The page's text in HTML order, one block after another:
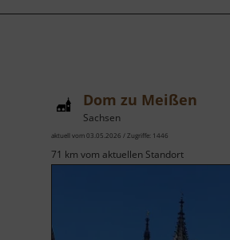
Dom zu Meißen
Sachsen
aktuell vom 03.05.2026 / Zugriffe: 1446
71 km vom aktuellen Standort